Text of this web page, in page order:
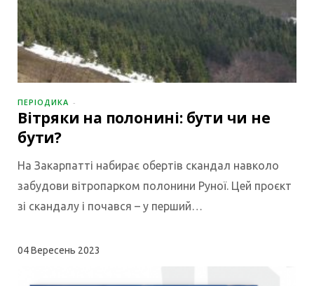
ПЕРІОДИКА
Вітряки на полонині: бути чи не
бути?
На Закарпатті набирає обертів скандал навколо
забудови вітропарком полонини Руної. Цей проєкт
зі скандалу і почався – у перший…
04Вересень 2023